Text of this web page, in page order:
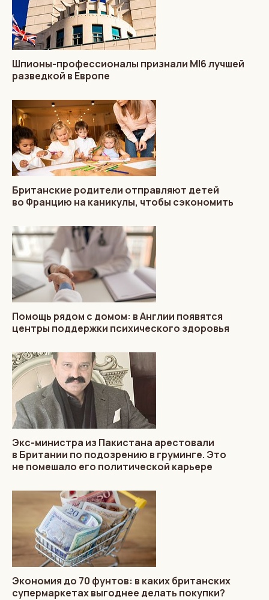
Шпионы-профессионалы признали MI6 лучшей
разведкой в Европе
Британские родители отправляют детей
во Францию на каникулы, чтобы сэкономить
Помощь рядом с домом: в Англии появятся
центры поддержки психического здоровья
Экс-министра из Пакистана арестовали
в Британии по подозрению в груминге. Это
не помешало его политической карьере
Экономия до 70 фунтов: в каких британских
супермаркетах выгоднее делать покупки?